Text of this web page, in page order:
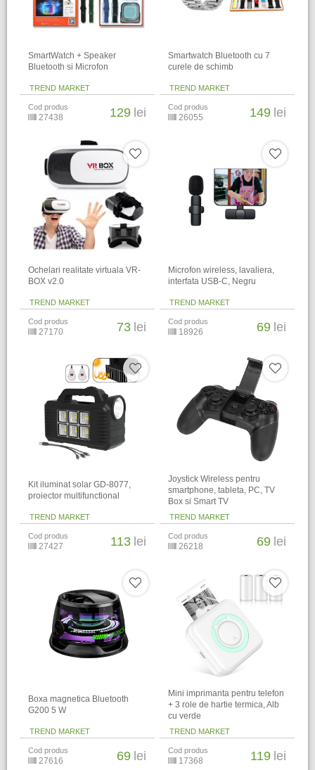
SmartWatch + Speaker
Bluetooth si Microfon
TREND MARKET
Cod produs
27438 129 lei
Smartwatch Bluetooth cu 7
curele de schimb
TREND MARKET
Cod produs
26055 149 lei
Ochelari realitate virtuala VR-
BOX v2.0
TREND MARKET
Cod produs
27170 73 lei
Microfon wireless, lavaliera,
interfata USB-C, Negru
TREND MARKET
Cod produs
18926 69 lei
Kit iluminat solar GD-8077,
proiector multifunctional
TREND MARKET
Cod produs
27427 113 lei
Joystick Wireless pentru
smartphone, tableta, PC, TV
Box si Smart TV
TREND MARKET
Cod produs
26218 69 lei
Boxa magnetica Bluetooth
G200 5 W
TREND MARKET
Cod produs
27616 69 lei
Mini imprimanta pentru telefon
+ 3 role de hartie termica, Alb
cu verde
TREND MARKET
Cod produs
17368 119 lei